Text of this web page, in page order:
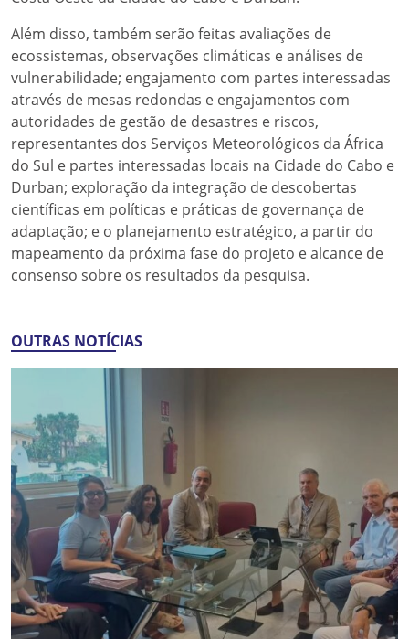
Além disso, também serão feitas avaliações de
ecossistemas, observações climáticas e análises de
vulnerabilidade; engajamento com partes interessadas
através de mesas redondas e engajamentos com
autoridades de gestão de desastres e riscos,
representantes dos Serviços Meteorológicos da África
do Sul e partes interessadas locais na Cidade do Cabo e
Durban; exploração da integração de descobertas
científicas em políticas e práticas de governança de
adaptação; e o planejamento estratégico, a partir do
mapeamento da próxima fase do projeto e alcance de
consenso sobre os resultados da pesquisa.
OUTRAS NOTÍCIAS